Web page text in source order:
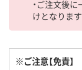
・ご注文後
けとなります
※ご注意【免責】